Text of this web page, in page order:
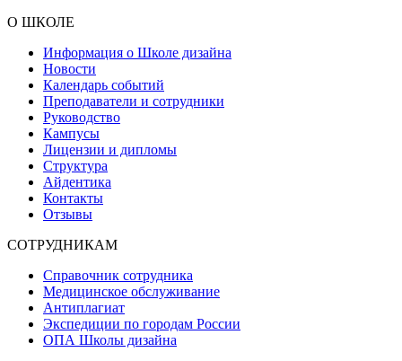
О ШКОЛЕ
Информация о Школе дизайна
Новости
Календарь событий
Преподаватели и сотрудники
Руководство
Кампусы
Лицензии и дипломы
Структура
Айдентика
Контакты
Отзывы
СОТРУДНИКАМ
Справочник сотрудника
Медицинское обслуживание
Антиплагиат
Экспедиции по городам России
ОПА Школы дизайна